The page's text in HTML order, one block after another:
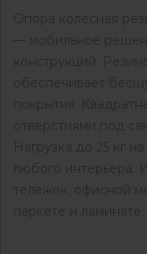
Опора колёсная
— мобильное
конструкций.
обеспечивает
покрытия.
отверстиями под
Нагрузка до 25 кг
любого интерьера.
тележек, офисной
паркете и ламинате.